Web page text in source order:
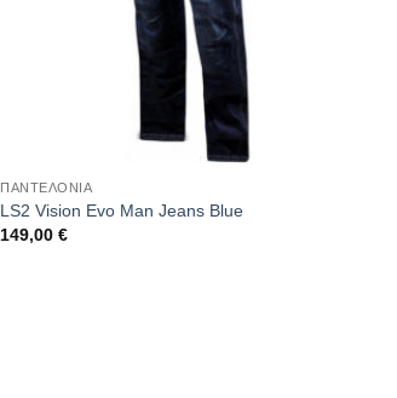
ΠΑΝΤΕΛΟΝΙΑ
LS2 Vision Evo Man Jeans Blue
149,00€